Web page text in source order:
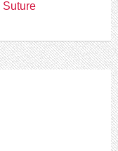
Suture